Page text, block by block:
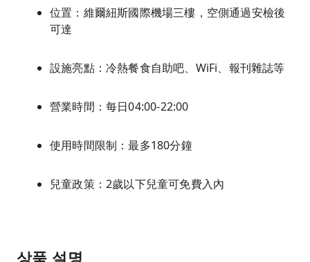
位置：維爾紐斯國際機場三樓，空側通過安檢後
可達
設施亮點：冷熱餐食自助吧、WiFi、報刊雜誌等
營業時間：每日04:00-22:00
使用時間限制：最多180分鐘
兒童政策：2歲以下兒童可免費入內
상품 설명